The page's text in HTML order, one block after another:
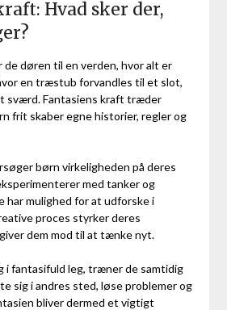
Hvad sker der,
de døren til en verden, hvor alt er
en træstub forvandles til et slot,
sværd. Fantasiens kraft træder
frit skaber egne historier, regler og
børn virkeligheden på deres
med tanker og
har mulighed for at udforske i
proces styrker deres
dem mod til at tænke nyt.
i fantasifuld leg, træner de samtidig
sig i andres sted, løse problemer og
bliver dermed et vigtigt